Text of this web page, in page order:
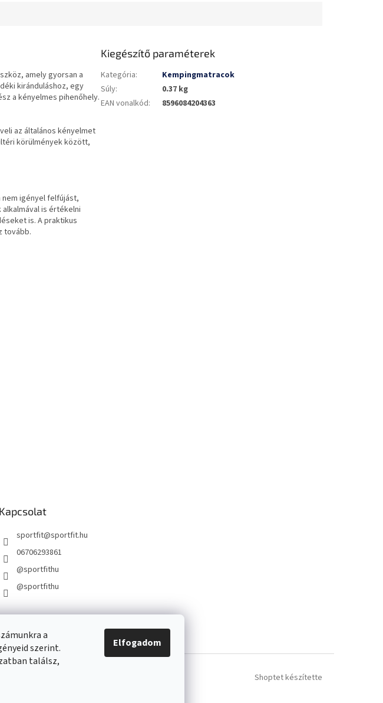
a
szerint.
találsz,
Elfogadom
amely gyorsan a
kiránduláshoz, egy
a kényelmes pihenőhely.
az általános kényelmet
körülmények között,
igényel felfújást,
is értékelni
is. A praktikus
tovább.
Kiegészítő paraméterek
Kategória:
Kempingmatracok
Súly:
0.37 kg
EAN vonalkód: 8596084204363
Kapcsolat
sportfit@sportfit.hu
06706293861
@sportfithu
@sportfithu
Shoptet készítette